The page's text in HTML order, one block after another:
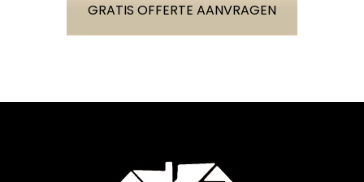
GRATIS OFFERTE AANVRAGEN